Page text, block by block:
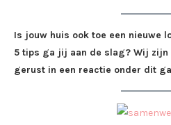
Is jouw huis ook toe een nieuwe
5 tips ga jij aan de slag? Wij zijn
gerust in een reactie onder dit